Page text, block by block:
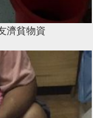
濟貧物資